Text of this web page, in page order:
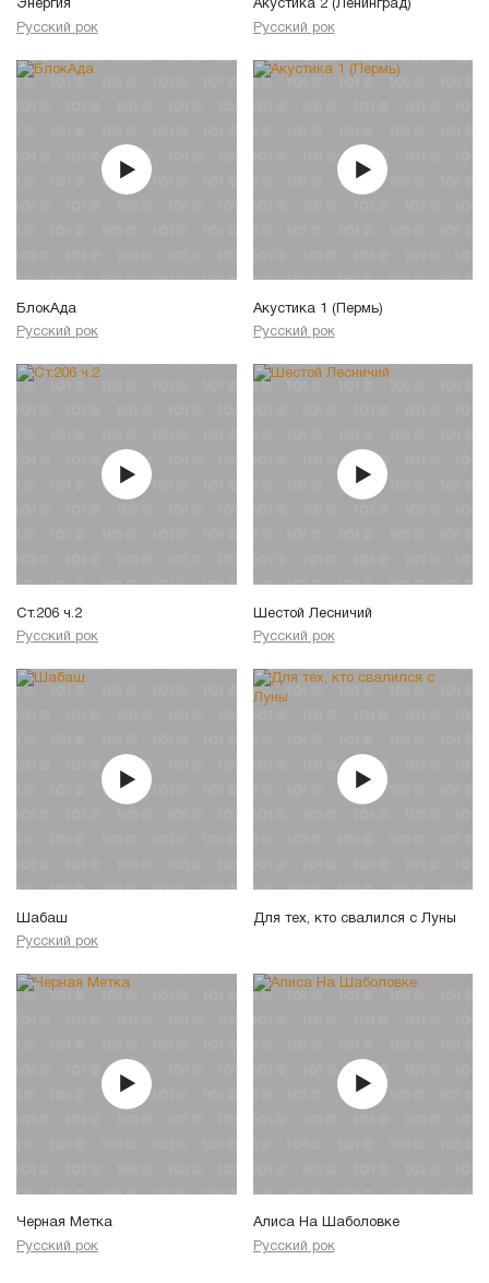
Энергия
Русский рок
Акустика 2 (Ленинград)
Русский рок
БлокАда
Русский рок
Акустика 1 (Пермь)
Русский рок
Ст.206 ч.2
Русский рок
Шестой Лесничий
Русский рок
Шабаш
Русский рок
Для тех, кто свалился с Луны
Черная Метка
Русский рок
Алиса На Шаболовке
Русский рок